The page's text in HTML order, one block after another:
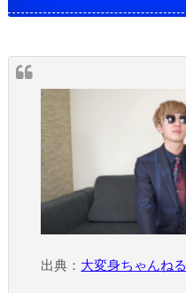
出典： 大変身ちゃんねる